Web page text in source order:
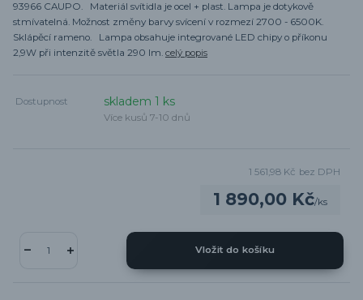
93966 CAUPO. Materiál svítidla je ocel + plast. Lampa je dotykově
stmívatelná. Možnost změny barvy svícení v rozmezí 2700 - 6500K.
Sklápěcí rameno. Lampa obsahuje integrované LED chipy o příkonu
2,9W při intenzitě světla 290 lm. celý popis
Dostupnost skladem 1 ks
Více kusů 7-10 dnů
1 890,00 Kč/ks
1 561,98 Kč bez DPH
Vložit do košíku